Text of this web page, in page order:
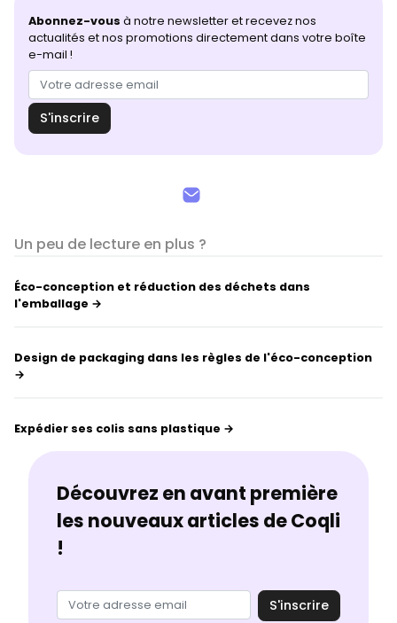
Abonnez-vous à notre newsletter et recevez nos
actualités et nos promotions directement dans votre boîte
e-mail !
S'inscrire
Un peu de lecture en plus ?
Éco-conception et réduction des déchets dans
l'emballage →
Design de packaging dans les règles de l'éco-conception
→
Expédier ses colis sans plastique →
Découvrez en avant première
les nouveaux articles de Coqli
!
S'inscrire